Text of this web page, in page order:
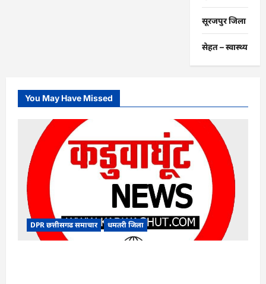
सूरजपुर जिला
सेहत – स्‍वास्‍थ्‍य
You May Have Missed
DPR छत्तीसगढ समाचार धमतरी जिला